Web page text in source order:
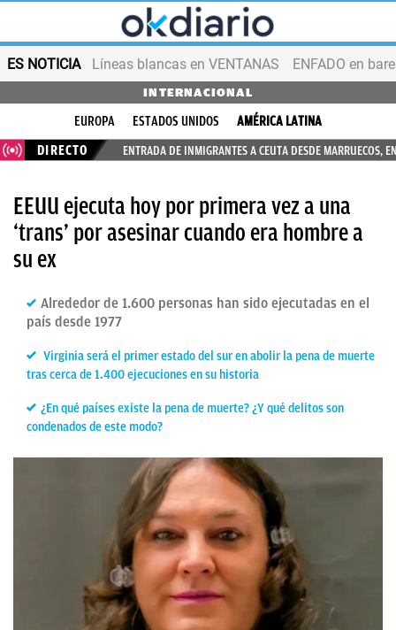
ES NOTICIA Líneas blancas en VENTANAS ENFADO en
INTERNACIONAL
EUROPA ESTADOS UNIDOS
AMÉRICA LATINA
DIRECTO
ENTRADA DE INMIGRANTES A CEUTA DESDE MARRUECOS,
EEUU ejecuta hoy por primera vez a una
‘trans’ por asesinar cuando era hombre a
su ex
Alrededor de 1.600 personas han sido ejecutadas en el
país desde 1977
Virginia será el primer estado del sur en abolir la pena de muerte
tras cerca de 1.400 ejecuciones en su historia
¿En qué países existe la pena de muerte? ¿Y qué delitos son
condenados de este modo?